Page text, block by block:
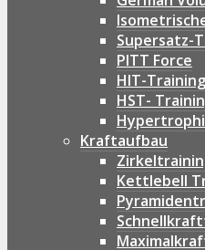
Supersatz-
PITT Force
HIT-Training
HST-
Kraftaufbau
Kettlebell